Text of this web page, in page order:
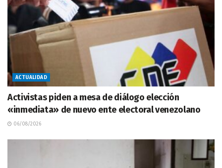
ACTUALIDAD
Activistas piden a mesa de diálogo elección
«inmediata» de nuevo ente electoral venezolano
06/08/2026